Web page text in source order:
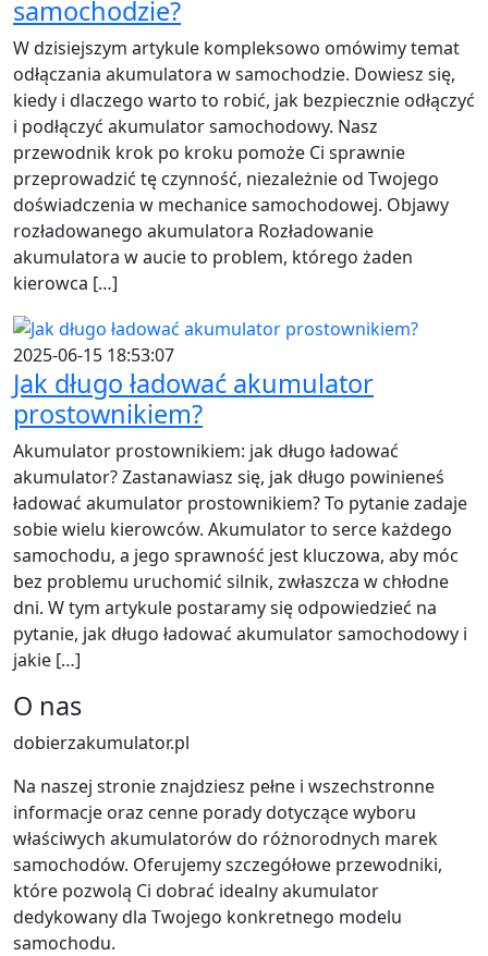
samochodzie?
W dzisiejszym artykule kompleksowo omówimy temat
odłączania akumulatora w samochodzie. Dowiesz się,
kiedy i dlaczego warto to robić, jak bezpiecznie odłączyć
i podłączyć akumulator samochodowy. Nasz
przewodnik krok po kroku pomoże Ci sprawnie
przeprowadzić tę czynność, niezależnie od Twojego
doświadczenia w mechanice samochodowej. Objawy
rozładowanego akumulatora Rozładowanie
akumulatora w aucie to problem, którego żaden
kierowca […]
2025-06-15 18:53:07
Jak długo ładować akumulator
prostownikiem?
Akumulator prostownikiem: jak długo ładować
akumulator? Zastanawiasz się, jak długo powinieneś
ładować akumulator prostownikiem? To pytanie zadaje
sobie wielu kierowców. Akumulator to serce każdego
samochodu, a jego sprawność jest kluczowa, aby móc
bez problemu uruchomić silnik, zwłaszcza w chłodne
dni. W tym artykule postaramy się odpowiedzieć na
pytanie, jak długo ładować akumulator samochodowy i
jakie […]
O nas
dobierzakumulator.pl
Na naszej stronie znajdziesz pełne i wszechstronne
informacje oraz cenne porady dotyczące wyboru
właściwych akumulatorów do różnorodnych marek
samochodów. Oferujemy szczegółowe przewodniki,
które pozwolą Ci dobrać idealny akumulator
dedykowany dla Twojego konkretnego modelu
samochodu.